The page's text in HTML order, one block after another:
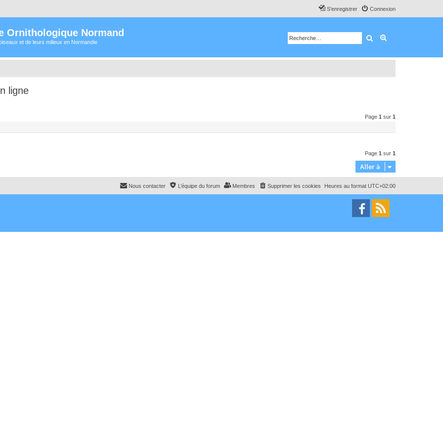
Connexion
S’enregistrer
Ornithologique Normand
et de leurs milieux en Normandie Rechercher
ligne
Page 1 sur 1
Page 1 sur 1
Aller à
Heures au format UTC+02:00
Supprimer les cookies
Membres
L’équipe du forum
Nous contacter